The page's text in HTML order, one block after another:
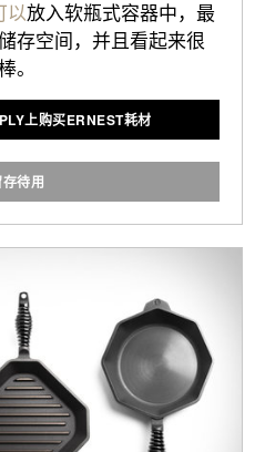
以放入软瓶式容器中，最
存空间，并且看起来很
。
上购买ERNEST耗材
存待用